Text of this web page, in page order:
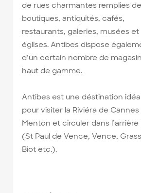
de rues charmantes remplies de
boutiques, antiquités, cafés,
restaurants, galeries, musées et
églises. Antibes dispose
d’un certain nombre de
haut de gamme.
Antibes est une déstination
pour visiter la Riviéra de Cannes
Menton et circuler dans l’arrière
(St Paul de Vence, Vence,
Biot etc.).